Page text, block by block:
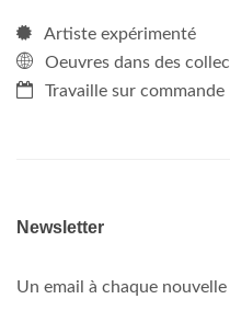
Artiste expérimenté
Oeuvres dans des
Travaille sur commande
Newsletter
Un email à chaque